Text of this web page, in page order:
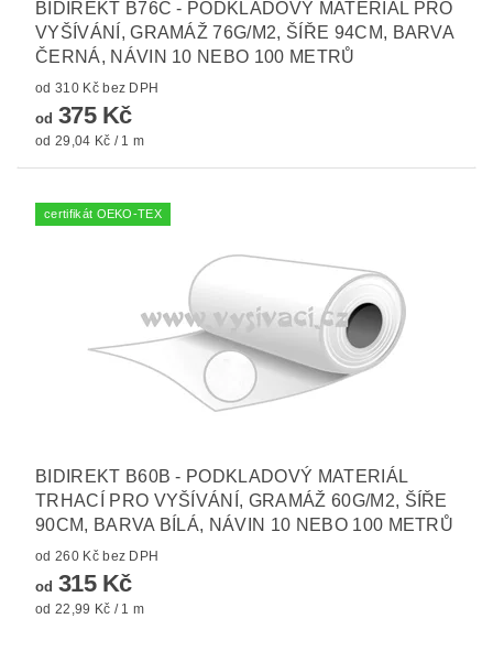
BIDIREKT B76Č - PODKLADOVÝ MATERIÁL PRO
VYŠÍVÁNÍ, GRAMÁŽ 76G/M2, ŠÍŘE 94CM, BARVA
ČERNÁ, NÁVIN 10 NEBO 100 METRŮ
od 310 Kč bez DPH
od 375 Kč
od 29,04 Kč / 1 m
certifikát OEKO-TEX
BIDIREKT B60B - PODKLADOVÝ MATERIÁL
TRHACÍ PRO VYŠÍVÁNÍ, GRAMÁŽ 60G/M2, ŠÍŘE
90CM, BARVA BÍLÁ, NÁVIN 10 NEBO 100 METRŮ
od 260 Kč bez DPH
od 315 Kč
od 22,99 Kč / 1 m